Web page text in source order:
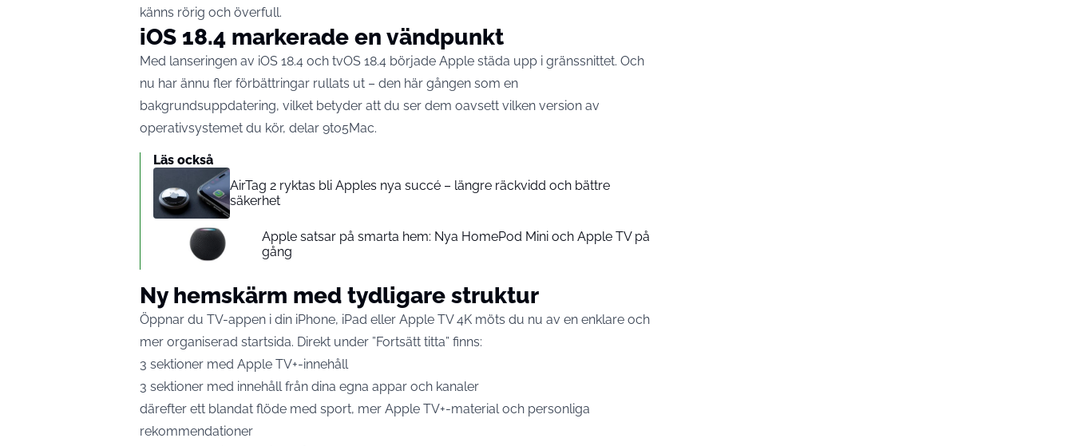
känns rörig och överfull.
iOS 18.4 markerade en vändpunkt
Med lanseringen av iOS 18.4 och tvOS 18.4 började Apple städa upp i gränssnittet. Och
nu har ännu fler förbättringar rullats ut – den här gången som en
bakgrundsuppdatering, vilket betyder att du ser dem oavsett vilken version av
operativsystemet du kör, delar 9to5Mac.
Läs också
AirTag 2 ryktas bli Apples nya succé – längre räckvidd och bättre
säkerhet
Apple satsar på smarta hem: Nya HomePod Mini och Apple TV på
gång
Ny hemskärm med tydligare struktur
Öppnar du TV-appen i din iPhone, iPad eller Apple TV 4K möts du nu av en enklare och
mer organiserad startsida. Direkt under ”Fortsätt titta” finns:
3 sektioner med Apple TV+-innehåll
3 sektioner med innehåll från dina egna appar och kanaler
därefter ett blandat flöde med sport, mer Apple TV+-material och personliga
rekommendationer